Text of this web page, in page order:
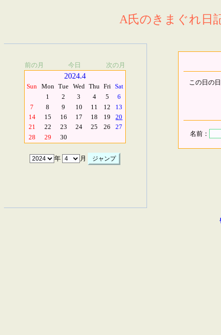
A氏のきまぐれ日
前の月 今日 次の月
2024.4
Sun Mon Tue Wed Thu Fri Sat
1
2 3 4 5
6
7
8 9 10 11 12
13
14
15 16 17 18 19
20
21
22 23 24 25 26
27
28
29 30
年 月
この日の
名前：